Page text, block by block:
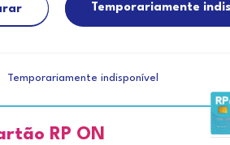
Temporariamente
Temporariamente indisponível
RP ON